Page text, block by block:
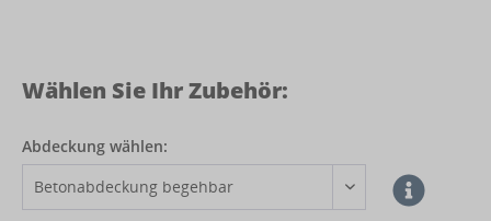
Wählen Sie Ihr Zubehör:
Abdeckung wählen: